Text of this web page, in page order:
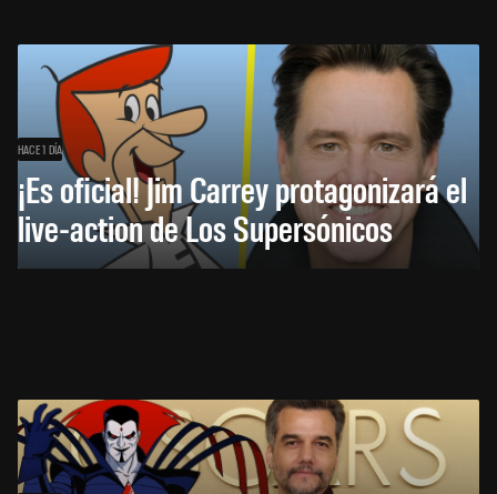
HACE 1 DÍA
¡Es oficial! Jim Carrey protagonizará el
live-action de Los Supersónicos